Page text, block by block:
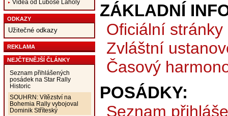
Videa od Luboše Laholy
ODKAZY
Užitečné odkazy
REKLAMA
NEJČTENĚJŠÍ ČLÁNKY
Seznam přihlášených
posádek na Star Rally
Historic
SOUHRN: Vítězství na
Bohemia Rally vybojoval
Dominik Stříteský
ZÁKLADNÍ
Oficiální stránky
Zvláštní
Časový
POSÁDKY:
Seznam